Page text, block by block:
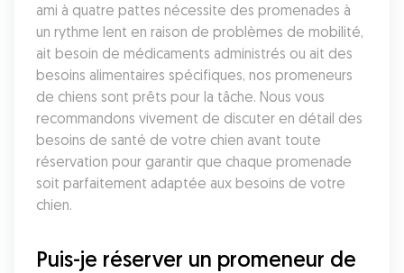
ami à quatre pattes nécessite des promenades à
un rythme lent en raison de problèmes de mobilité,
ait besoin de médicaments administrés ou ait des
besoins alimentaires spécifiques, nos promeneurs
de chiens sont prêts pour la tâche. Nous vous
recommandons vivement de discuter en détail des
besoins de santé de votre chien avant toute
réservation pour garantir que chaque promenade
soit parfaitement adaptée aux besoins de votre
chien.
Puis-je réserver un promeneur de